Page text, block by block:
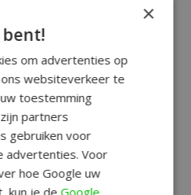
×
bent!
om advertenties op
websiteverkeer te
toestemming
partners
gebruiken voor
advertenties. Voor
hoe Google uw
kun je deGoogle